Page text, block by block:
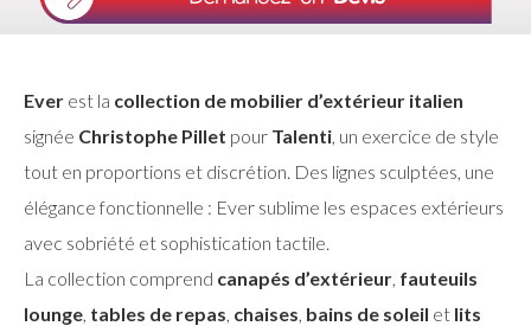
Ever est la collection de mobilier d’extérieur italien
signée Christophe Pillet pour Talenti , un exercice de style
tout en proportions et discrétion. Des lignes sculptées, une
élégance fonctionnelle : Ever sublime les espaces extérieurs
avec sobriété et sophistication tactile.
La collection comprend canapés d’extérieur fauteuils
lounge tables de repas chaises bains de soleil et lits